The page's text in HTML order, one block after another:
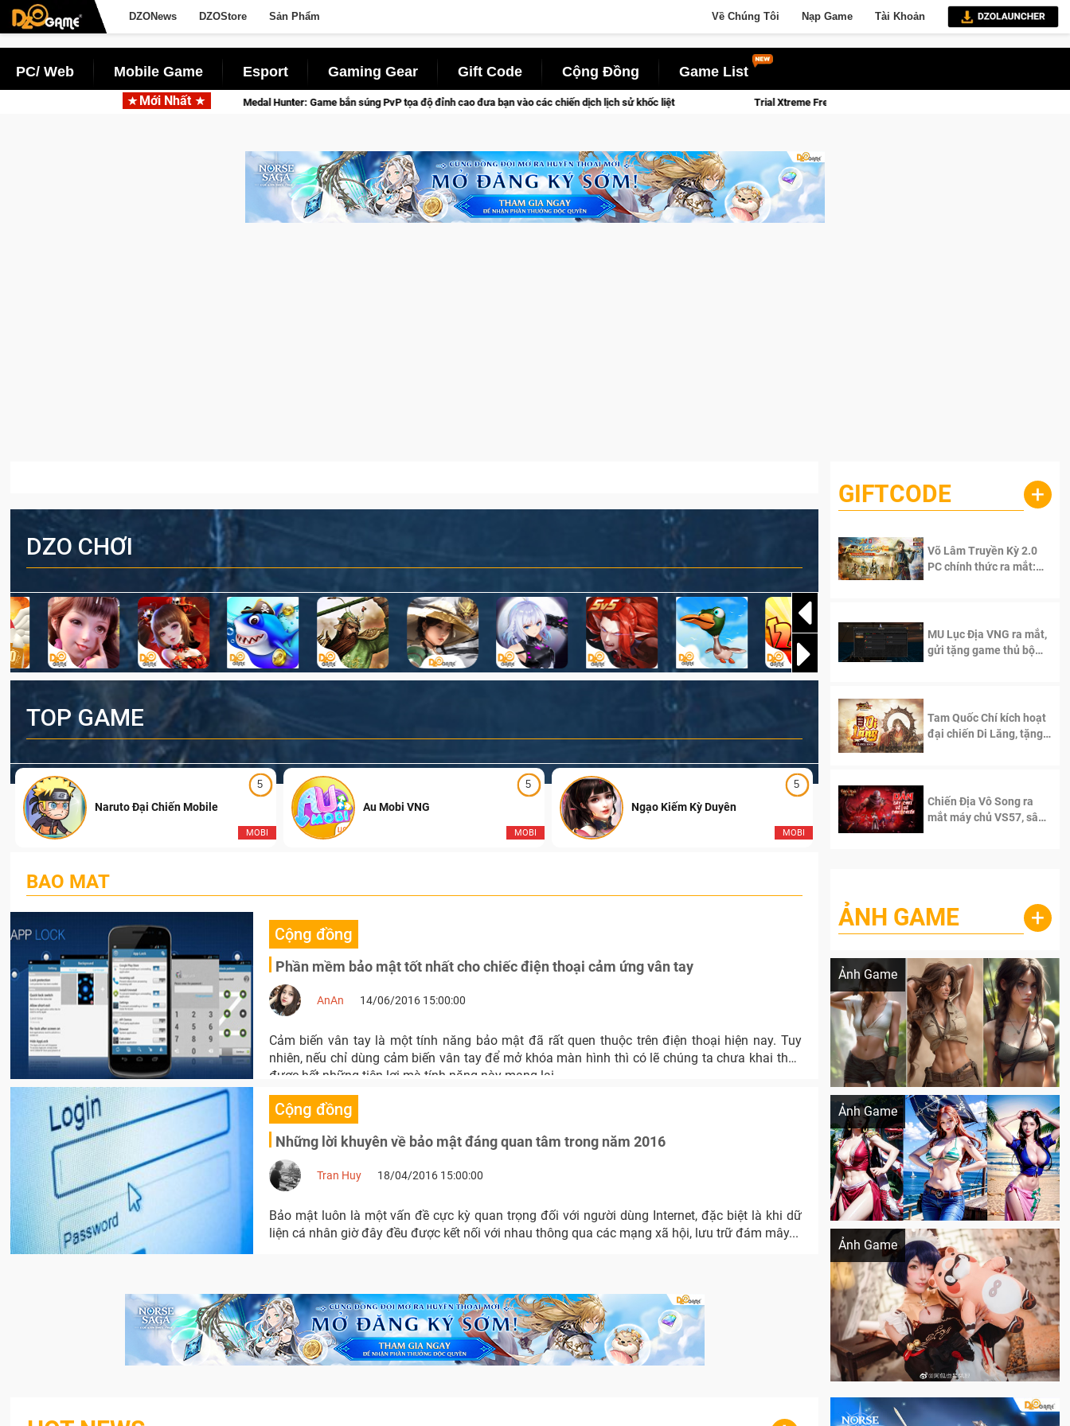
DZONews DZOStore Sản Phẩm Về Chúng Tôi Nạp Game Tài Khoản
PC/ Web Mobile Game Esport Gaming Gear Gift Code Cộng Đồng Game List
Mới Nhất
Medal Hunter: Game bắn súng PvP tọa độ đỉnh cao đưa bạn vào các chiến dịch lịch sử khốc liệt Trial Xtreme Freedom – Game đua xe mô tô PvP sở hữu vật lý siêu thực
DZO CHƠI
TOP GAME
5
MOBI
Naruto Đại Chiến Mobile
5
MOBI
Au Mobi VNG
5
MOBI
Ngạo Kiếm Kỳ Duyên Ngạo Thiên Mobile
BAO MAT
Cộng đồng
Phần mềm bảo mật tốt nhất cho chiếc điện thoại cảm ứng vân tay
AnAn 14/06/2016 15:00:00
Cảm biến vân tay là một tính năng bảo mật đã rất quen thuộc trên điện thoại hiện nay. Tuy
nhiên, nếu chỉ dùng cảm biến vân tay để mở khóa màn hình thì có lẽ chúng ta chưa khai thác
được hết những tiện lợi mà tính năng này mang lại.
Cộng đồng
Những lời khuyên về bảo mật đáng quan tâm trong năm 2016
Tran Huy 18/04/2016 15:00:00
Bảo mật luôn là một vấn đề cực kỳ quan trọng đối với người dùng Internet, đặc biệt là khi dữ
liện cá nhân giờ đây đều được kết nối với nhau thông qua các mạng xã hội, lưu trữ đám mây...
GIFTCODE +
Võ Lâm Truyền Kỳ 2.0
PC chính thức ra mắt:
MU Lục Địa VNG ra mắt,
gửi tặng game thủ bộ
Tam Quốc Chí kích hoạt
đại chiến Di Lăng, tặng
Chiến Địa Vô Song ra
mắt máy chủ VS57, sân
ẢNH GAME +
Ảnh Game
Lala Croft vừa nóng vừa xinh dưới nét vẽ
Ảnh Game
Khi AI Cosplay gái đẹp One Piece
Ảnh Game
Cosplay Xiangling siêu cute